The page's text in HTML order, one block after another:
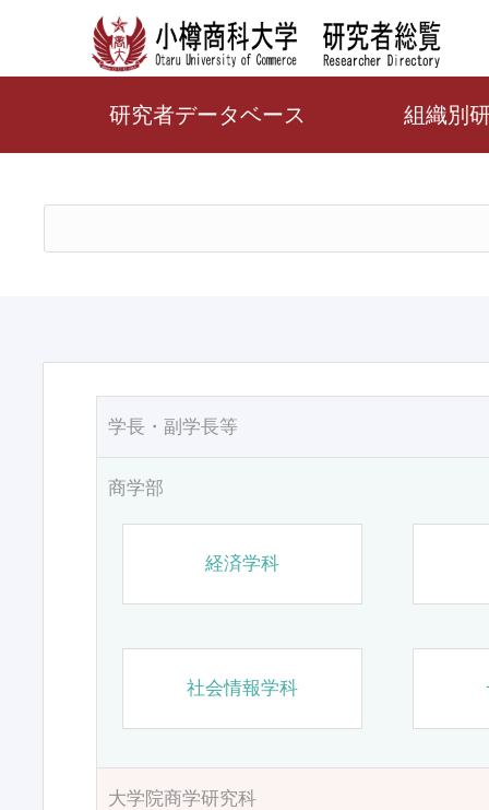
研究者データベース 組織別
学長・副学長等
商学部
経済学科
社会情報学科
大学院商学研究科